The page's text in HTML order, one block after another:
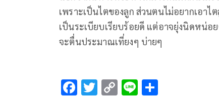
เพราะเป็นไตของลูก​ ส่วนตนไม่อยากเอา
เป็นระเบียบเรียบร้อย​ดี​ แต่อาจยุ่งนิดหน่
จะตื่นประมาณเที่ยงๆ บ่ายๆ​
F T C Li